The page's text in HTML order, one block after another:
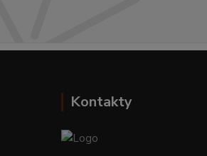
Kontakty